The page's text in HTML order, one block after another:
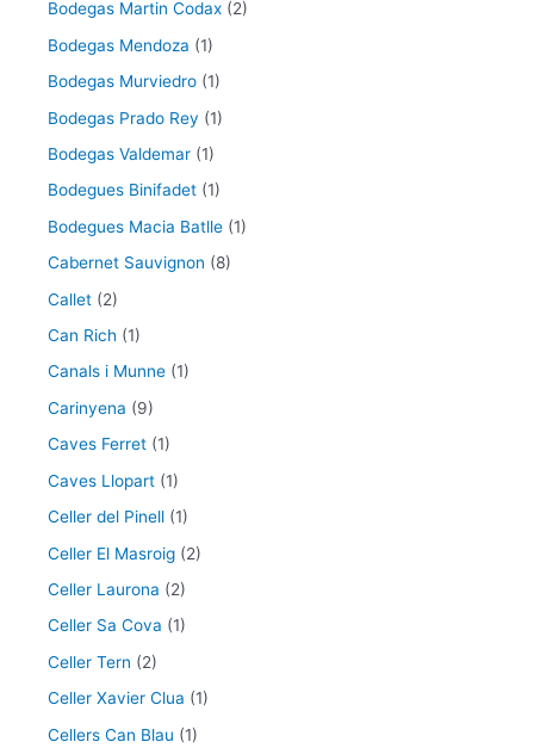
Bodegas Martin Codax (2)
Bodegas Mendoza (1)
Bodegas Murviedro (1)
Bodegas Prado Rey (1)
Bodegas Valdemar (1)
Bodegues Binifadet (1)
Bodegues Macia Batlle (1)
Cabernet Sauvignon (8)
Callet (2)
Can Rich (1)
Canals i Munne (1)
Carinyena (9)
Caves Ferret (1)
Caves Llopart (1)
Celler del Pinell (1)
Celler El Masroig (2)
Celler Laurona (2)
Celler Sa Cova (1)
Celler Tern (2)
Celler Xavier Clua (1)
Cellers Can Blau (1)